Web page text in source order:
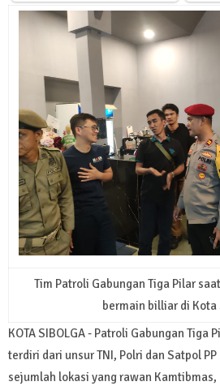
Tim Patroli Gabungan Tiga Pilar
bermain billiar di Kota
KOTA SIBOLGA - Patroli Gabungan Tiga
terdiri dari unsur TNI, Polri dan Satpol
sejumlah lokasi yang rawan